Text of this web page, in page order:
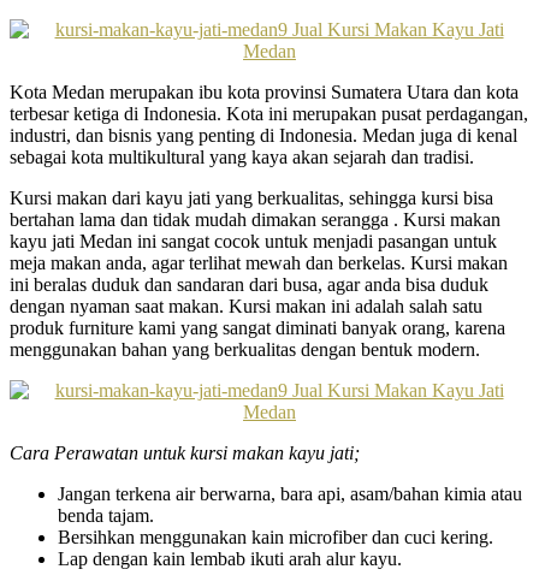
Kota Medan merupakan ibu kota provinsi Sumatera Utara dan kota
terbesar ketiga di Indonesia. Kota ini merupakan pusat perdagangan,
industri, dan bisnis yang penting di Indonesia. Medan juga di kenal
sebagai kota multikultural yang kaya akan sejarah dan tradisi.
Kursi makan dari kayu jati yang berkualitas, sehingga kursi bisa
bertahan lama dan tidak mudah dimakan serangga . Kursi makan
kayu jati Medan ini sangat cocok untuk menjadi pasangan untuk
meja makan anda, agar terlihat mewah dan berkelas. Kursi makan
ini beralas duduk dan sandaran dari busa, agar anda bisa duduk
dengan nyaman saat makan. Kursi makan ini adalah salah satu
produk furniture kami yang sangat diminati banyak orang, karena
menggunakan bahan yang berkualitas dengan bentuk modern.
Cara Perawatan untuk kursi makan kayu jati;
Jangan terkena air berwarna, bara api, asam/bahan kimia atau
benda tajam.
Bersihkan menggunakan kain microfiber dan cuci kering.
Lap dengan kain lembab ikuti arah alur kayu.